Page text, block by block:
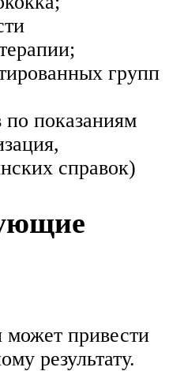
групп
по показаниям
справок)
может привести
результату.